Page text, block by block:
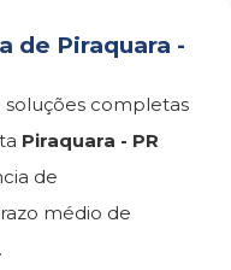
de Piraquara -
completas
Piraquara - PR
de
médio de
.